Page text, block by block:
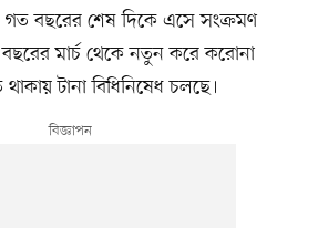
গত বছরের শেষ দিকে এসে সংক্রমণ
মার্চ থেকে নতুন করে করোনা
টানা বিধিনিষেধ চলছে।